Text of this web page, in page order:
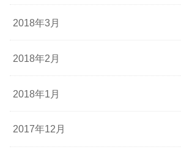
2018年3月
2018年2月
2018年1月
2017年12月